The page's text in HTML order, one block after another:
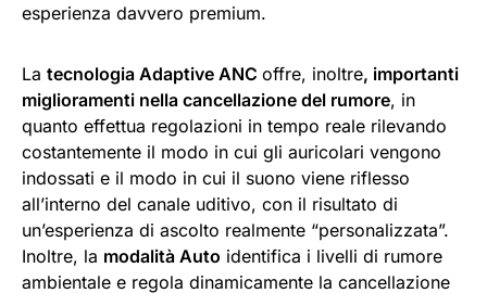
esperienza davvero premium.
La tecnologia Adaptive ANC offre, inoltre, importanti
miglioramenti nella cancellazione del rumore, in
quanto effettua regolazioni in tempo reale rilevando
costantemente il modo in cui gli auricolari vengono
indossati e il modo in cui il suono viene riflesso
all’interno del canale uditivo, con il risultato di
un’esperienza di ascolto realmente “personalizzata”.
Inoltre, la modalità Auto identifica i livelli di rumore
ambientale e regola dinamicamente la cancellazione